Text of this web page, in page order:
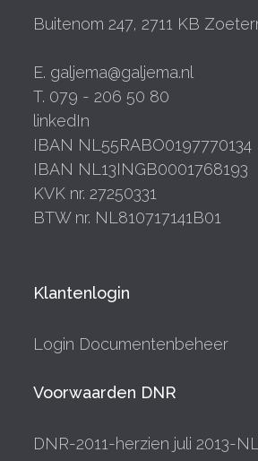
Buitenom 247, 2711 KB
E. galjema@galjema.nl
T. 079 - 206 50 80
linkedIn
IBAN NL55RABO0197770134
IBAN NL13INGB0001768193
KVK nr. 27250331
BTW nr. NL810717141B01
Klantenlogin
Login Documentenbeheer
Voorwaarden DNR
DNR-2011-herzien juli 2013-NL